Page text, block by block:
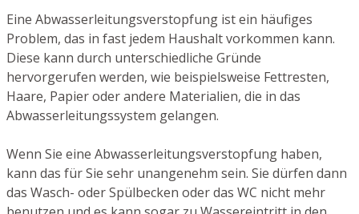
Eine Abwasserleitungsverstopfung ist ein häufiges
Problem, das in fast jedem Haushalt vorkommen kann.
Diese kann durch unterschiedliche Gründe
hervorgerufen werden, wie beispielsweise Fettresten,
Haare, Papier oder andere Materialien, die in das
Abwasserleitungssystem gelangen.
Wenn Sie eine Abwasserleitungsverstopfung haben,
kann das für Sie sehr unangenehm sein. Sie dürfen dann
das Wasch- oder Spülbecken oder das WC nicht mehr